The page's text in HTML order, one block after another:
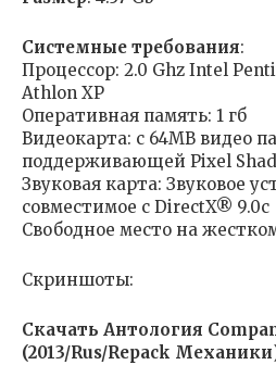
Cистемные требования:
Процессор: 2.0 Ghz Intel
Athlon XP
Оперативная память: 1 гб
Видеокарта: c 64MB видео
поддерживающей Pixel
Звуковая карта: Звуковое
совместимое с DirectX® 9.0с
Свободное место на
Скриншоты:
Скачать Антология
(2013/Rus/Repack